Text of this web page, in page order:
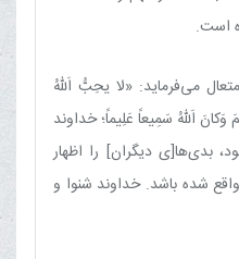
است.
می‌فرماید: «لا یحِبُّ اَللّهُ
اَللّهُ سَمِیعاً عَلِیماً؛ خداوند
بدی‌ها[ی دیگران] را اظهار
شده باشد. خداوند شنوا و